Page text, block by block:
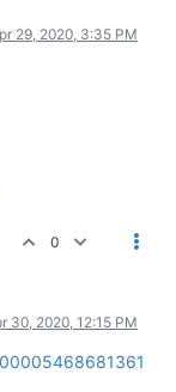
29, 2020, 3:35 PM
0
30, 2020, 12:15 PM